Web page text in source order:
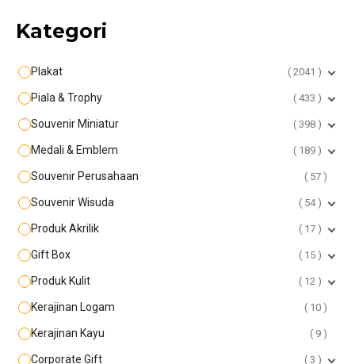
Kategori
Plakat 2041
Piala & Trophy 433
Souvenir Miniatur 398
Medali & Emblem 189
Souvenir Perusahaan 57
Souvenir Wisuda 54
Produk Akrilik 17
Gift Box 15
Produk Kulit 12
Kerajinan Logam 10
Kerajinan Kayu 9
Corporate Gift 3